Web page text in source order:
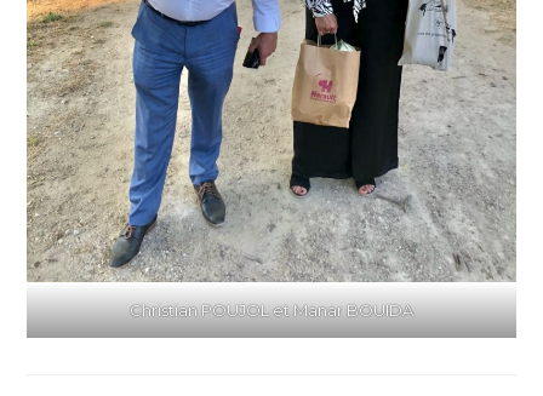
Christian POUJOL et Manar BOUIDA